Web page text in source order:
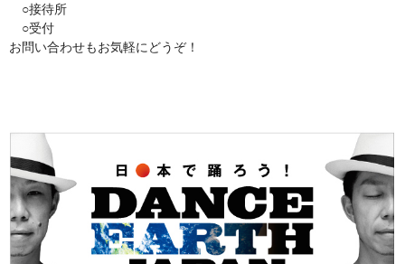
○接待所
○受付
お問い合わせもお気軽にどうぞ！